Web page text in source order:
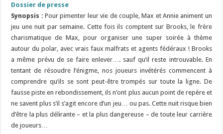
Dossier de presse
Synopsis : Pour pimenter leur vie de couple, Max et Annie animent un
jeu une nuit par semaine. Cette fois ils comptent sur Brooks, le frère
charismatique de Max, pour organiser une super soirée à thème
autour du polar, avec vrais faux malfrats et agents fédéraux ! Brooks
a même prévu de se faire enlever…. sauf qu’il reste introuvable. En
tentant de résoudre l’énigme, nos joueurs invétérés commencent à
comprendre qu’ils se sont peut-être trompés sur toute la ligne. De
fausse piste en rebondissement, ils n’ont plus aucun point de repère et
ne savent plus s’il s’agit encore d’un jeu… ou pas. Cette nuit risque bien
d’être la plus délirante – et la plus dangereuse – de toute leur carrière
de joueurs…